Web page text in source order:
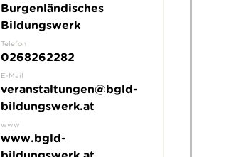
Burgenländisches
Bildungswerk
Telefon
0268262282
E-Mail
veranstaltungen@bgld-
bildungswerk.at
www
www.bgld-